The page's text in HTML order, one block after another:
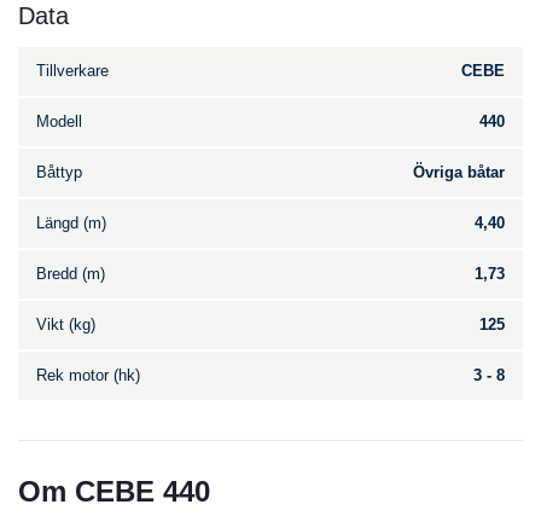
Data
Tillverkare CEBE
Modell 440
Båttyp Övriga båtar
Längd (m) 4,40
Bredd (m) 1,73
Vikt (kg) 125
Rek motor (hk) 3 - 8
Om CEBE 440